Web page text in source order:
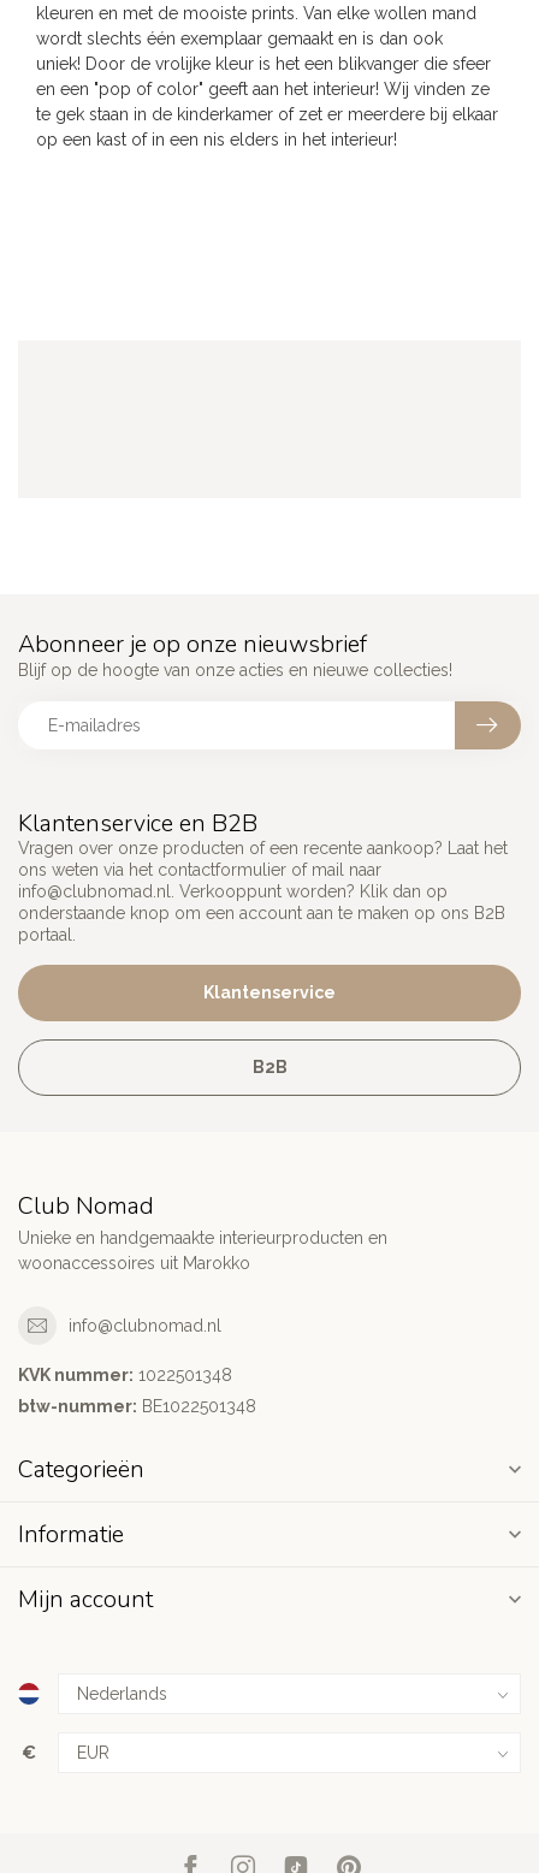
kleuren en met de mooiste prints. Van elke wollen mand
wordt slechts één exemplaar gemaakt en is dan ook
uniek! Door de vrolijke kleur is het een blikvanger die sfeer
en een "pop of color" geeft aan het interieur! Wij vinden ze
te gek staan in de kinderkamer of zet er meerdere bij elkaar
op een kast of in een nis elders in het interieur!
Klantenservice en B2B
Vragen over onze producten of een recente aankoop? Laat het
ons weten via het contactformulier of mail naar
info@clubnomad.nl
. Verkooppunt worden? Klik dan op
onderstaande knop om een account aan te maken op ons B2B
portaal.
Klantenservice
B2B
Abonneer je op onze nieuwsbrief
Blijf op de hoogte van onze acties en nieuwe collecties!
Club Nomad
Unieke en handgemaakte interieurproducten en
woonaccessoires uit Marokko
info@clubnomad.nl
KVK nummer: 1022501348
btw-nummer: BE1022501348
Categorieën
Informatie
Mijn account
€